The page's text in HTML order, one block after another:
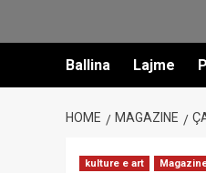
Ballina Lajme
HOME MAGAZINE
kulture e art